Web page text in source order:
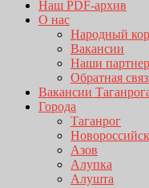
Наш PDF-архив
О нас
Народный
Вакансии
Наши
Обратная
Вакансии
Города
Таганрог
Новороссийск
Азов
Алупка
Алушта